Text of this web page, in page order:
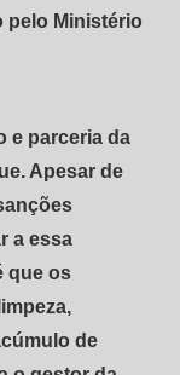
pelo Ministério
e parceria da
Apesar de
a essa
que os
de